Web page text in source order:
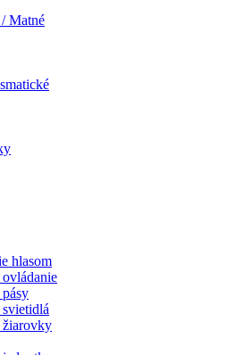
Matné
hlasom